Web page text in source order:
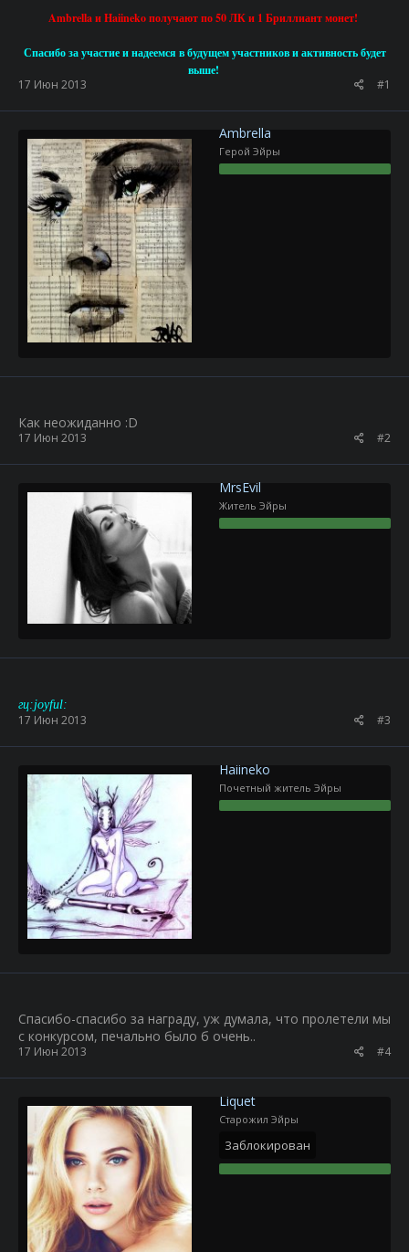
Ambrella и Haiineko получают по 50 ЛК и 1 Бриллиант монет!
Спасибо за участие и надеемся в будущем участников и активность будет
выше!
17 Июн 2013
#1
Ambrella
Герой Эйры
Как неожиданно :D
17 Июн 2013 #2
MrsEvil
Житель Эйры
гц:joyful:
17 Июн 2013 #3
Haiineko
Почетный житель Эйры
Спасибо-спасибо за награду, уж думала, что пролетели мы
с конкурсом, печально было б очень..
17 Июн 2013 #4
Liquet
Старожил Эйры
Заблокирован